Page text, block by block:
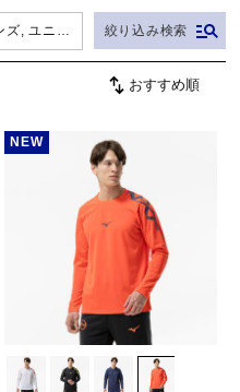
メンズ, ユニセックス 絞り込み検索
NEW